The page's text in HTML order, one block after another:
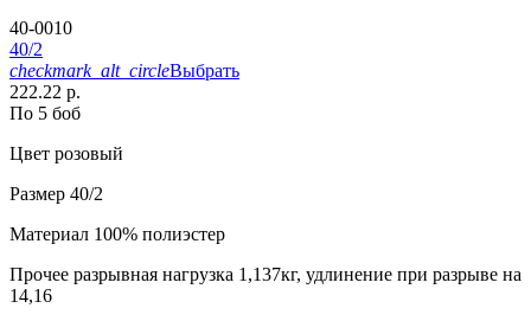
40-0010
40/2
checkmark_alt_circleВыбрать
222.22 р.
По 5 боб
Цвет розовый
Размер 40/2
Материал 100% полиэстер
Прочее разрывная нагрузка 1,137кг, удлинение при разрыве на
14,16